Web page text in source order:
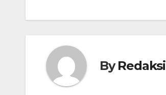
ByRedaksi